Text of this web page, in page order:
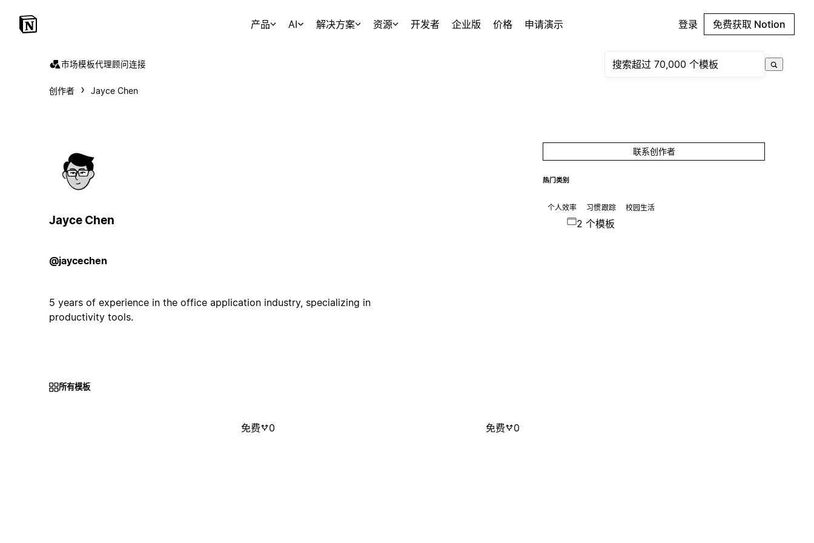
产品 AI 解决方案 资源 开发者 企业版 价格 申请演示 登录 免费获取 Notion
市场模板代理顾问连接
创作者 Jayce Chen
Jayce Chen
@jaycechen
5 years of experience in the office application industry, specializing in
productivity tools.
联系创作者
热门类别
个人效率 习惯跟踪 校园生活
2 个模板
所有模板
免费 0 免费 0